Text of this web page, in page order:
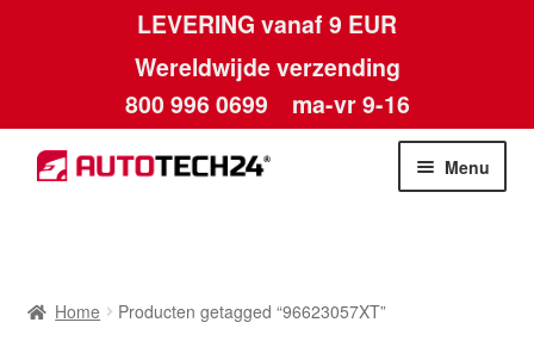
LEVERING vanaf 9 EUR
Wereldwijde verzending
800 996 0699 ma-vr 9-16
Ga
door
Ga
naar
Menu
Home Producten getagged “96623057XT”